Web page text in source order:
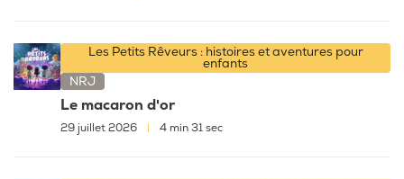
Les Petits Rêveurs : histoires et aventures pour
enfants
NRJ
Le macaron d'or
29 juillet 2026 4 min 31 sec